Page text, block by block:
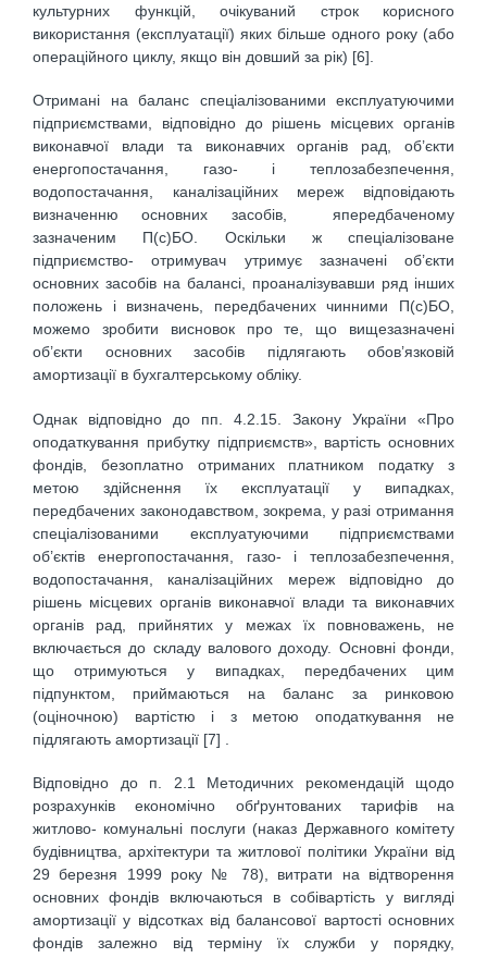
культурних функцій, очікуваний строк корисного
використання (експлуатації) яких більше одного року (або
операційного циклу, якщо він довший за рік) [6].
Отримані на баланс спеціалізованими експлуатуючими
підприємствами, відповідно до рішень місцевих органів
виконавчої влади та виконавчих органів рад, об’єкти
енергопостачання, газо- і теплозабезпечення,
водопостачання, каналізаційних мереж відповідають
визначенню основних засобів, япередбаченому
зазначеним П(с)БО. Оскільки ж спеціалізоване
підприємство- отримувач утримує зазначені об’єкти
основних засобів на балансі, проаналізувавши ряд інших
положень і визначень, передбачених чинними П(с)БО,
можемо зробити висновок про те, що вищезазначені
об’єкти основних засобів підлягають обов’язковій
амортизації в бухгалтерському обліку.
Однак відповідно до пп. 4.2.15. Закону України «Про
оподаткування прибутку підприємств», вартість основних
фондів, безоплатно отриманих платником податку з
метою здійснення їх експлуатації у випадках,
передбачених законодавством, зокрема, у разі отримання
спеціалізованими експлуатуючими підприємствами
об’єктів енергопостачання, газо- і теплозабезпечення,
водопостачання, каналізаційних мереж відповідно до
рішень місцевих органів виконавчої влади та виконавчих
органів рад, прийнятих у межах їх повноважень, не
включається до складу валового доходу. Основні фонди,
що отримуються у випадках, передбачених цим
підпунктом, приймаються на баланс за ринковою
(оціночною) вартістю і з метою оподаткування не
підлягають амортизації [7] .
Відповідно до п. 2.1 Методичних рекомендацій щодо
розрахунків економічно обґрунтованих тарифів на
житлово- комунальні послуги (наказ Державного комітету
будівництва, архітектури та житлової політики України від
29 березня 1999 року № 78), витрати на відтворення
основних фондів включаються в собівартість у вигляді
амортизації у відсотках від балансової вартості основних
фондів залежно від терміну їх служби у порядку,